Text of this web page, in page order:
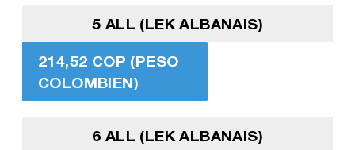
5 ALL (LEK ALBANAIS)
214,52 COP (PESO
COLOMBIEN)
6 ALL (LEK ALBANAIS)